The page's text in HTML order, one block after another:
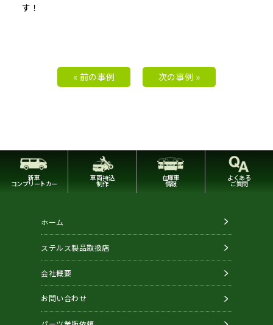
す！
« 前の事例 次の事例 »
新車
コンプリートカー
車両持込
制作
在庫車
情報
よくある
ご質問
ホーム
ステルス製品取扱店
会社概要
お問い合わせ